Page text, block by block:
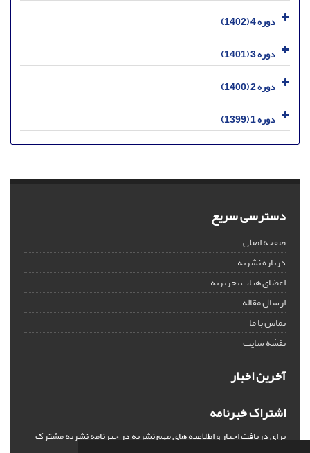
دوره 4 (1402)
دوره 3 (1401)
دوره 2 (1400)
دوره 1 (1399)
دسترسی سریع
صفحه اصلی
درباره نشریه
اعضای هیات تحریریه
ارسال مقاله
تماس با ما
نقشه سایت
آخرین اخبار
اشتراک خبرنامه
برای دریافت اخبار و اطلاعیه های مهم نشریه در خبرنامه نشریه مشترک